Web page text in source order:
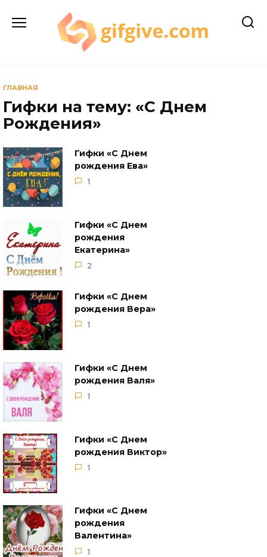
содержанию
ГЛАВНАЯ
Гифки на тему: «С Днем
Рождения»
Гифки «С Днем
рождения Ева»
1
Гифки «С Днем
рождения
Екатерина»
2
Гифки «С Днем
рождения Вера»
1
Гифки «С Днем
рождения Валя»
1
Гифки «С Днем
рождения Виктор»
1
Гифки «С Днем
рождения
Валентина»
1